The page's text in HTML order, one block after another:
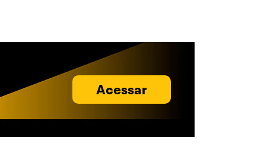
Acessar